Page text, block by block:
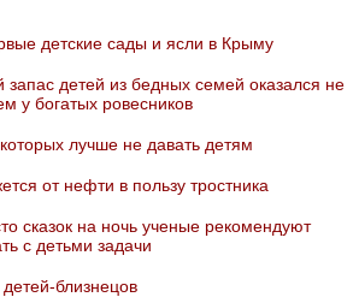
детские сады и ясли в Крыму
детей из бедных семей оказался не
у богатых ровесников
лучше не давать детям
от нефти в пользу тростника
сказок на ночь ученые рекомендуют
с детьми задачи
близнецов